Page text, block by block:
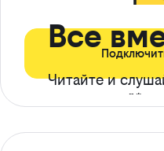
Все
Читайте и
ограничений*